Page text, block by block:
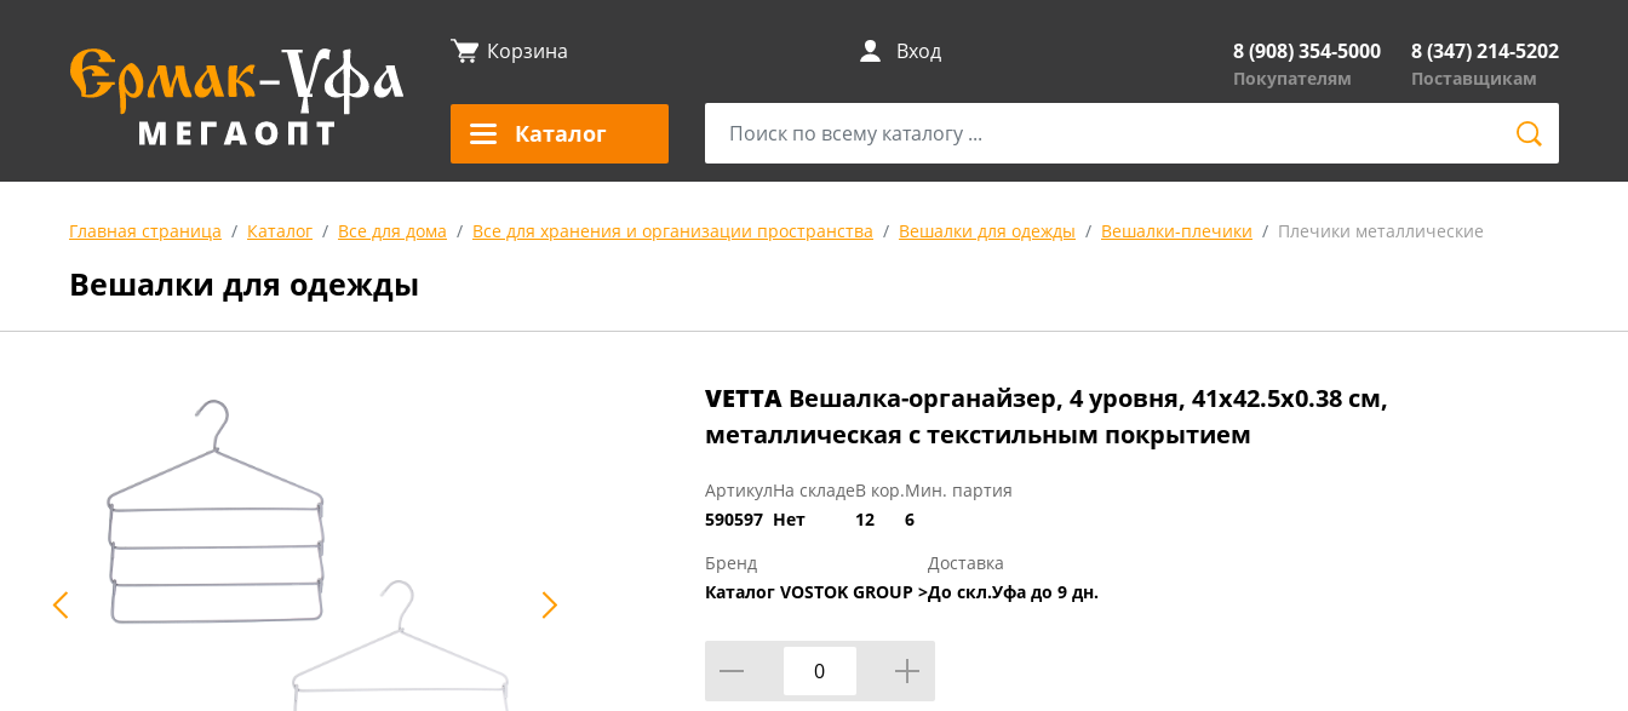
Корзина Вход 8 (908) 354-5000
Покупателям
8 (347) 214-5202
Поставщикам
Каталог
Главная страница Каталог Все для дома Все для хранения и организации пространства Вешалки для одежды Вешалки-плечики Плечики металлические
Вешалки для одежды
VETTA Вешалка-органайзер, 4 уровня, 41х42.5х0.38 см,
металлическая с текстильным покрытием
Артикул
590597
На складе
Нет
В кор.
12
Мин. партия
6
Бренд
Каталог VOSTOK GROUP >
Доставка
До скл.Уфа до 9 дн.